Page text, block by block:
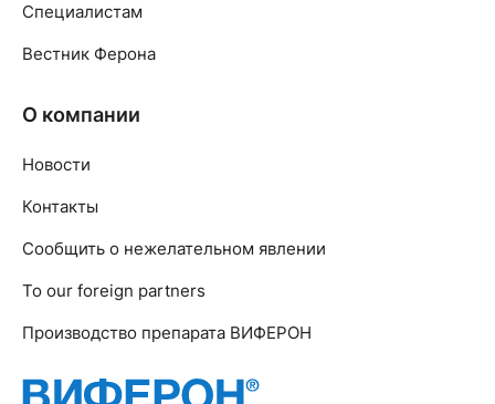
Специалистам
Вестник Ферона
О компании
Новости
Контакты
Сообщить о нежелательном явлении
To our foreign partners
Производство препарата ВИФЕРОН